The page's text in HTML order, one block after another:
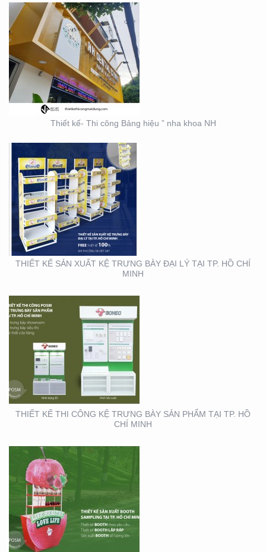
Thiết kế- Thi công Bảng hiệu ” nha khoa NH
THIẾT KẾ SẢN XUẤT KỆ
TRƯNG BÀY ĐẠI LÝ TẠI
TP. HỒ CHÍ MINH
THIẾT KẾ SẢN XUẤT KỆ TRƯNG BÀY ĐẠI LÝ TẠI TP. HỒ CHÍ
MINH
THIẾT KẾ THI CÔNG KỆ
TRƯNG BÀY SẢN PHẨM
TẠI TP. HỒ CHÍ MINH
THIẾT KẾ THI CÔNG KỆ TRƯNG BÀY SẢN PHẨM TẠI TP. HỒ
CHÍ MINH
THIẾT KẾ SẢN XUẤT
BOOTH SAMPLING TẠI
TP. HỒ CHÍ MINH
THIẾT KẾ THI CÔNG XE
BÁN HÀNG LƯU ĐỘNG